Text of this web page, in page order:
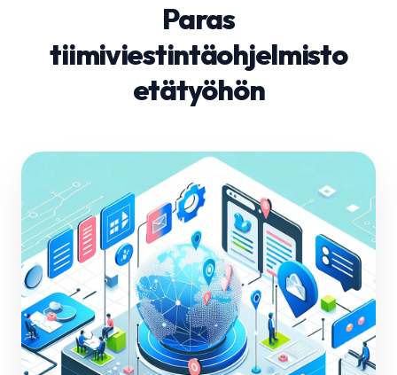
Paras
tiimiviestintäohjelmisto
etätyöhön